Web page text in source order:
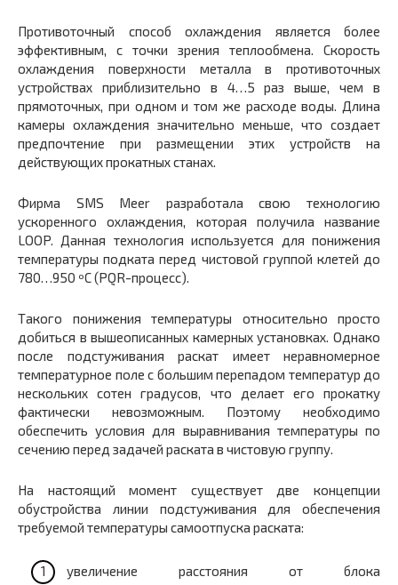
Противоточный способ охлаждения является более
эффективным, с точки зрения теплообмена. Скорость
охлаждения поверхности металла в противоточных
устройствах приблизительно в 4…5 раз выше, чем в
прямоточных, при одном и том же расходе воды. Длина
камеры охлаждения значительно меньше, что создает
предпочтение при размещении этих устройств на
действующих прокатных станах.
Фирма SMS Meer разработала свою технологию
ускоренного охлаждения, которая получила название
LOOP. Данная технология используется для понижения
температуры подката перед чистовой группой клетей до
780…950 ºС (PQR-процесс).
Такого понижения температуры относительно просто
добиться в вышеописанных камерных установках. Однако
после подстуживания раскат имеет неравномерное
температурное поле с большим перепадом температур до
нескольких сотен градусов, что делает его прокатку
фактически невозможным. Поэтому необходимо
обеспечить условия для выравнивания температуры по
сечению перед задачей раската в чистовую группу.
На настоящий момент существует две концепции
обустройства линии подстуживания для обеспечения
требуемой температуры самоотпуска раската:
увеличение расстояния от блока